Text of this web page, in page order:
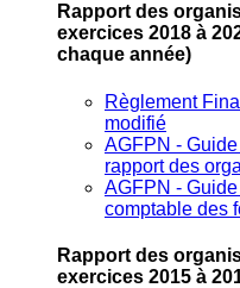
Rapport des
exercices 2018 à
chaque année)
Règlement
modifié
AGFPN ‐
rapport des
AGFPN ‐
comptable des
Rapport des
exercices 2015 à